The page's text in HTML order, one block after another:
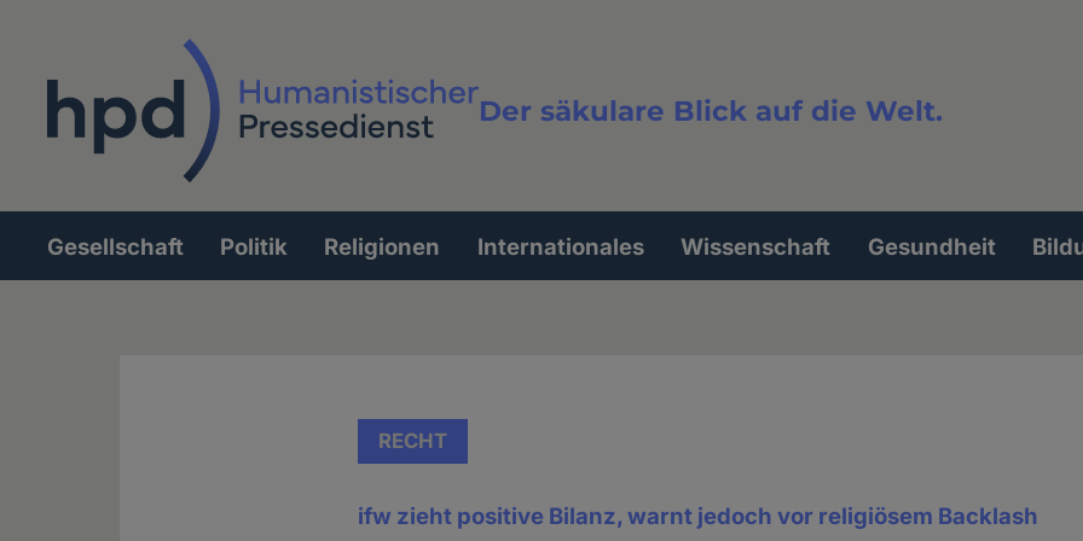
Der säkulare Blick auf die Welt.
Volltextsuche
Hauptnavigation
Gesellschaft Politik Religionen Internationales Wissenschaft Gesundheit
RECHT
ifw zieht positive Bilanz, warnt jedoch vor religiösem Backlash